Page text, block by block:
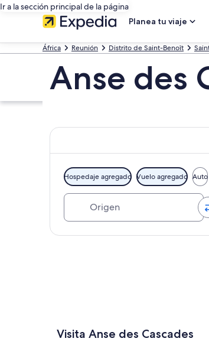
Ir a la sección principal de la página
Planea tu viaje
África Reunión Distrito de Saint-Benoît
Anse des
Hospedaje agregado Vuelo agregado Auto
Visita Anse des Cascades